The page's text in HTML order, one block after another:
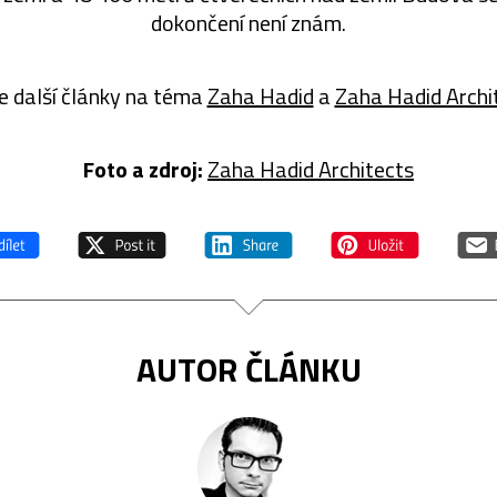
dokončení není znám.
další články na témaZaha HadidaZaha Hadid
Foto a zdroj:Zaha Hadid Architects
AUTOR ČLÁNKU